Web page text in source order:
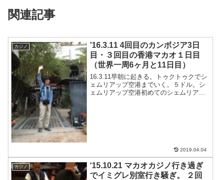
関連記事
カジノ
’16.3.11 4回目のカンボジア3日
目・３回目の香港マカオ１日目
（世界一周6ヶ月と11日目）
16.3.11早朝に起きる。トゥクトゥクでシ
ェムリアップ空港までいく。５ドル。シ
ェムリアップ空港初めてのシェムリアッ
2019.04.04
カジノ
‘15.10.21 マカオカジノ行き過ぎ
でイミグレ別室行き騒ぎ。 ２回